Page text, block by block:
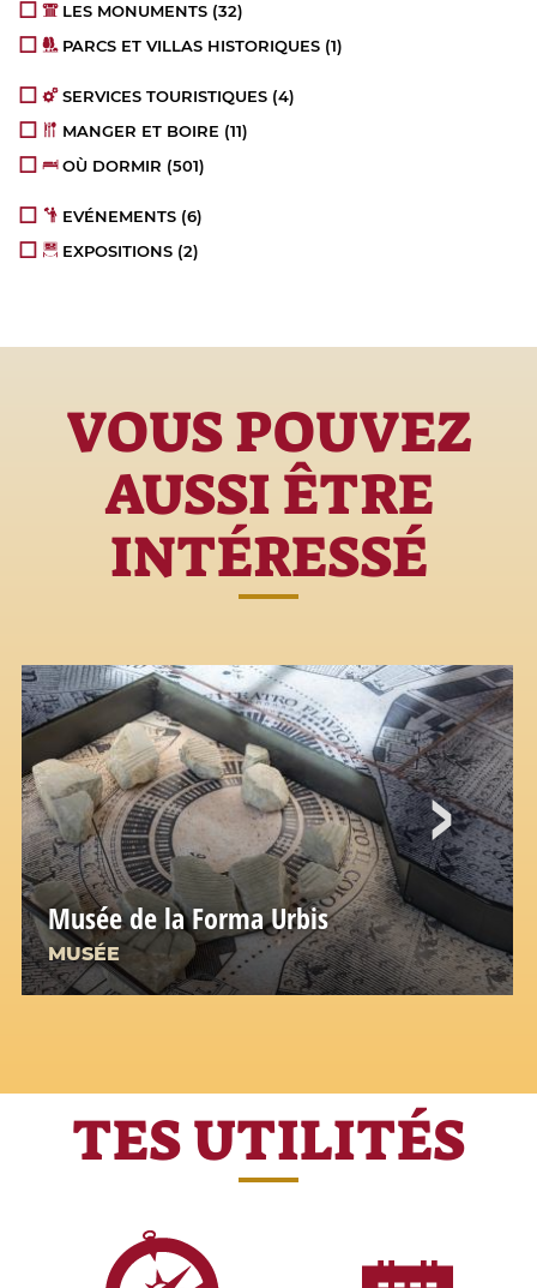
LES MONUMENTS (32)
PARCS ET VILLAS HISTORIQUES (1)
SERVICES TOURISTIQUES (4)
MANGER ET BOIRE (11)
OÙ DORMIR (501)
EVÉNEMENTS (6)
EXPOSITIONS (2)
VOUS POUVEZ
AUSSI ÊTRE
INTÉRESSÉ
Musée de la Forma Urbis
MUSÉE
TES UTILITÉS